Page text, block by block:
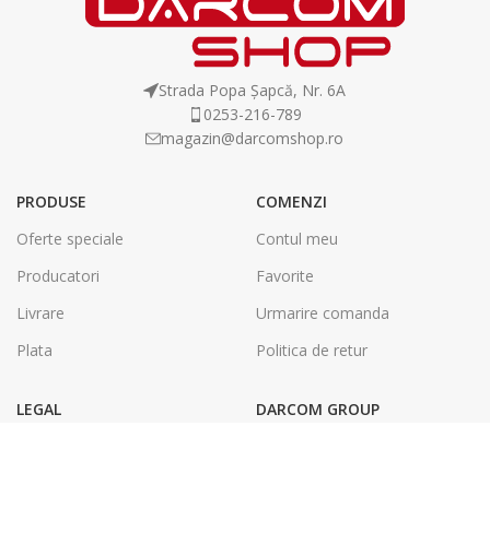
Strada Popa Șapcă, Nr. 6A
0253-216-789
magazin@darcomshop.ro
PRODUSE
Oferte speciale
Producatori
Livrare
Plata
COMENZI
Contul meu
Favorite
Urmarire comanda
Politica de retur
LEGAL
DARCOM GROUP